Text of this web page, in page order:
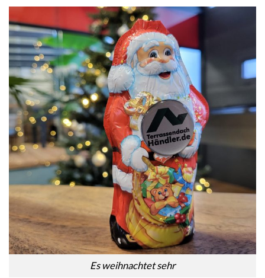
Es weihnachtet sehr